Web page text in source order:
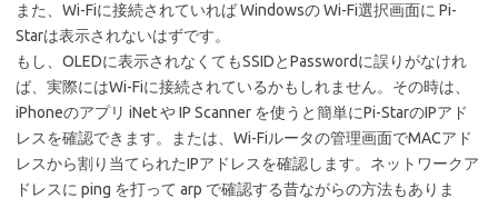
また、Wi-Fiに接続されていれば Windowsの Wi-Fi選択画面に Pi-
Starは表示されないはずです。
もし、OLEDに表示されなくてもSSIDとPasswordに誤りがなけれ
ば、実際にはWi-Fiに接続されているかもしれません。その時は、
iPhoneのアプリ iNet や IP Scanner を使うと簡単にPi-StarのIPアド
レスを確認できます。または、Wi-Fiルータの管理画面でMACアド
レスから割り当てられたIPアドレスを確認します。ネットワークア
ドレスに ping を打って arp で確認する昔ながらの方法もありま